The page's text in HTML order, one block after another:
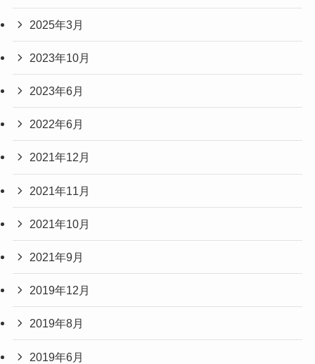
2025年3月
2023年10月
2023年6月
2022年6月
2021年12月
2021年11月
2021年10月
2021年9月
2019年12月
2019年8月
2019年6月